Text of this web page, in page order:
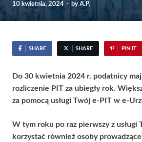
10 kwietnia, 2024- by A.P.
SHARE SHARE PIN IT
Do 30 kwietnia 2024 r. podatnicy
rozliczenie PIT za ubiegły rok.
za pomocą usługi Twój e-PIT w e-
W tym roku po raz pierwszy z usługi
korzystać również osoby prowadzące